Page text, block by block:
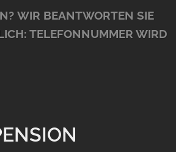
WIR BEANTWORTEN SIE
TELEFONNUMMER WIRD